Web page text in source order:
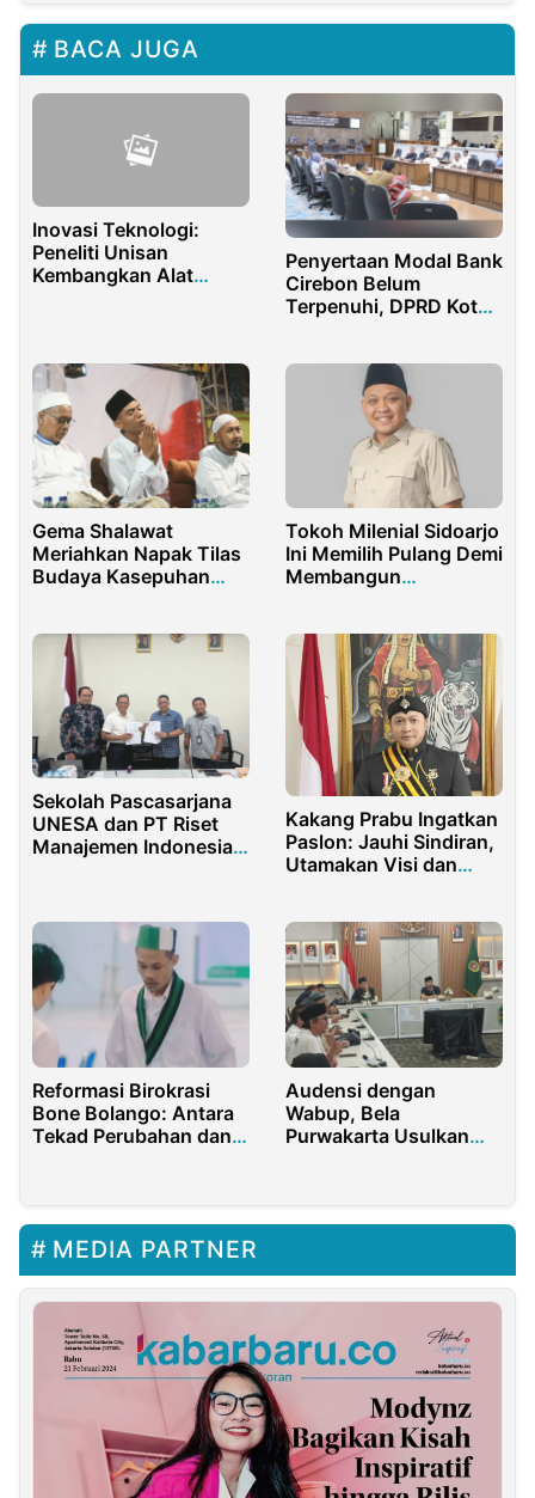
BACA JUGA
Inovasi Teknologi:
Peneliti Unisan
Kembangkan Alat
Penyertaan Modal Bank
Cirebon Belum
Terpenuhi, DPRD Kota
Tahun 2021
Gema Shalawat
Meriahkan Napak Tilas
Budaya Kasepuhan
Mojokerto
Tokoh Milenial Sidoarjo
Ini Memilih Pulang Demi
Membangun
Sekolah Pascasarjana
UNESA dan PT Riset
Manajemen Indonesia
Kakang Prabu Ingatkan
Paslon: Jauhi Sindiran,
Utamakan Visi dan
Reformasi Birokrasi
Bone Bolango: Antara
Tekad Perubahan dan
Audensi dengan
Wabup, Bela
Purwakarta Usulkan
MEDIA PARTNER